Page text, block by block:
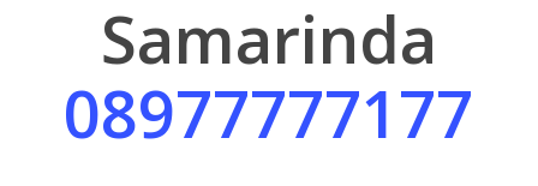
Samarinda
08977777177